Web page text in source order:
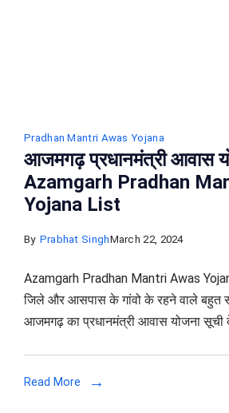
Pradhan Mantri Awas Yojana
आजमगढ़ प्रधानमंत्री आवास
Azamgarh Pradhan
Yojana List
By Prabhat SinghMarch 22, 2024
Azamgarh Pradhan Mantri Awas
जिले और आसपास के गांवो के रहने वाले बहुत
आजमगढ़ का प्रधानमंत्री आवास योजना सूची
Read More